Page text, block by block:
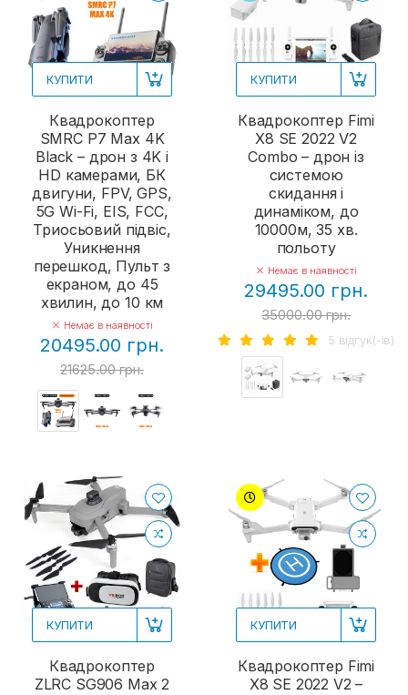
КУПИТИ
Квадрокоптер
SMRC P7 Max 4K
Black – дрон з 4K і
HD камерами, БК
двигуни, FPV, GPS,
5G Wi-Fi, EIS, FCC,
Триосьовий підвіс,
Уникнення
перешкод, Пульт з
екраном, до 45
хвилин, до 10 км
Немає в наявності
20495.00 грн.
21625.00 грн.
КУПИТИ
Квадрокоптер Fimi
X8 SE 2022 V2
Combo – дрон із
системою
скидання і
динаміком, до
10000м, 35 хв.
польоту
Немає в наявності
29495.00 грн.
35000.00 грн.
5 вiдгук(-iв)
КУПИТИ
Квадрокоптер
ZLRC SG906 Max 2
КУПИТИ
Квадрокоптер Fimi
X8 SE 2022 V2 –